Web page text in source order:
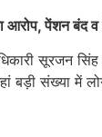
पेंशन बंद
सूरजन
बड़ी संख्या